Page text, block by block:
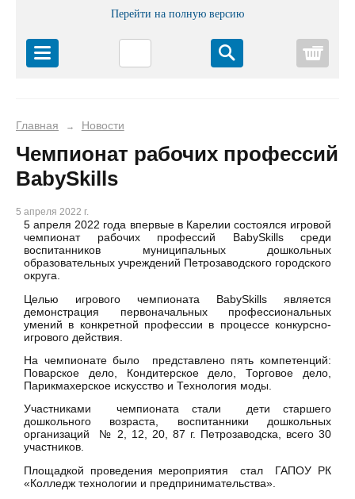
Перейти на полную версию
Главная → Новости
Чемпионат рабочих профессий
BabySkills
5 апреля 2022 г.
5 апреля 2022 года впервые в Карелии состоялся игровой
чемпионат рабочих профессий BabySkills среди
воспитанников муниципальных дошкольных
образовательных учреждений Петрозаводского городского
округа.
Целью игрового чемпионата BabySkills является
демонстрация первоначальных профессиональных
умений в конкретной профессии в процессе конкурсно-
игрового действия.
На чемпионате было представлено пять компетенций:
Поварское дело, Кондитерское дело, Торговое дело,
Парикмахерское искусство и Технология моды.
Участниками чемпионата стали дети старшего
дошкольного возраста, воспитанники дошкольных
организаций № 2, 12, 20, 87 г. Петрозаводска, всего 30
участников.
Площадкой проведения мероприятия стал ГАПОУ РК
«Колледж технологии и предпринимательства».